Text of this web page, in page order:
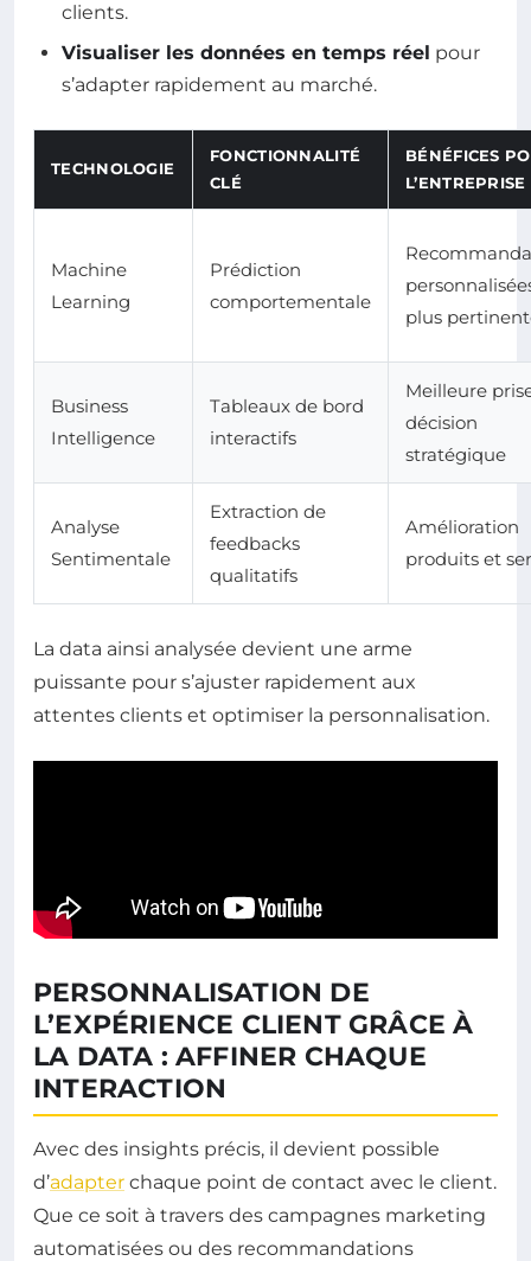
clients.
Visualiser les données en temps réel pour
s’adapter rapidement au marché.
TECHNOLOGIE
FONCTIONNALITÉ
CLÉ
BÉNÉFICES
L’ENTREPRISE
Machine
Learning
Prédiction
comportementale
plus
Business
Intelligence
Tableaux de bord
interactifs
Meilleure
décision
stratégique
Analyse
Sentimentale
Extraction de
feedbacks
qualitatifs
Amélioration
produits et
La data ainsi analysée devient une arme
puissante pour s’ajuster rapidement aux
attentes clients et optimiser la personnalisation.
PERSONNALISATION DE
L’EXPÉRIENCE CLIENT GRÂCE À
LA DATA : AFFINER CHAQUE
INTERACTION
Avec des insights précis, il devient possible
d’adapter chaque point de contact avec le client.
Que ce soit à travers des campagnes marketing
automatisées ou des recommandations